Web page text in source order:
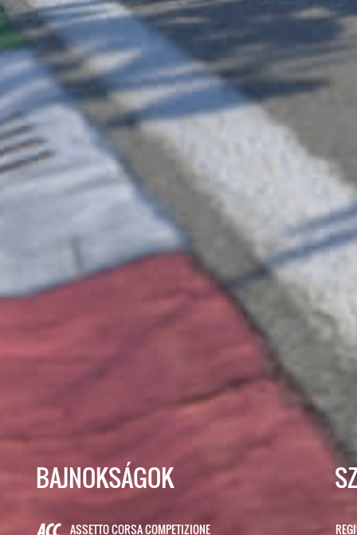
BAJNOKSÁGOK
ASSETTO CORSA COMPETIZIONE